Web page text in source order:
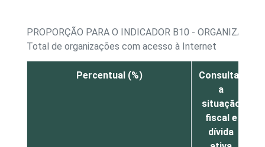
PROPORÇÃO PARA O INDICADOR B10 -
Total de organizações com acesso à Internet
Percentual (%)
Consultar
a
situação
fiscal e
dívida